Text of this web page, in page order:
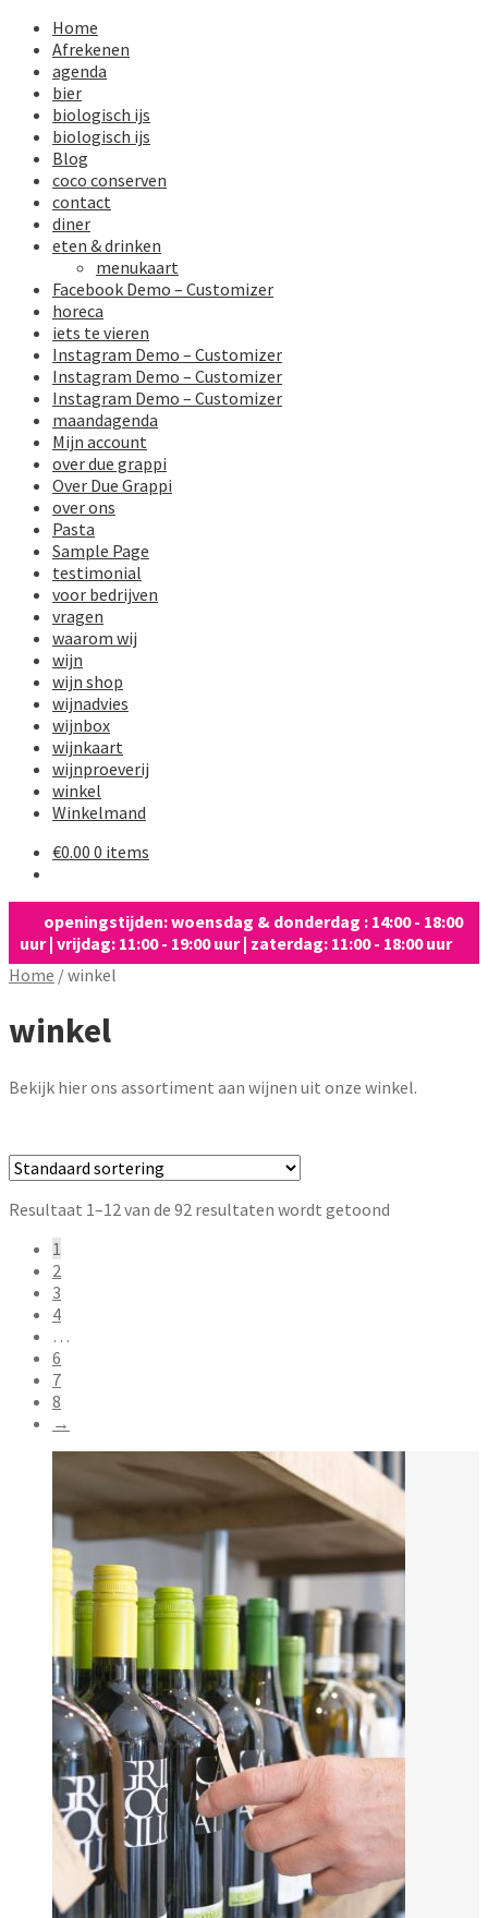
Home
Afrekenen
agenda
bier
biologisch ijs
biologisch ijs
Blog
coco conserven
contact
diner
eten & drinken
menukaart
Facebook Demo – Customizer
horeca
iets te vieren
Instagram Demo – Customizer
Instagram Demo – Customizer
Instagram Demo – Customizer
maandagenda
Mijn account
over due grappi
Over Due Grappi
over ons
Pasta
Sample Page
testimonial
voor bedrijven
vragen
waarom wij
wijn
wijn shop
wijnadvies
wijnbox
wijnkaart
wijnproeverij
winkel
Winkelmand
€0.00 0 items
openingstijden: woensdag & donderdag : 14:00 - 18:00
uur | vrijdag: 11:00 - 19:00 uur | zaterdag: 11:00 - 18:00 uur
Home /winkel
winkel
Bekijk hier ons assortiment aan wijnen uit onze winkel.
Resultaat 1–12 van de 92 resultaten wordt getoond
1
2
3
4
…
6
7
8
→